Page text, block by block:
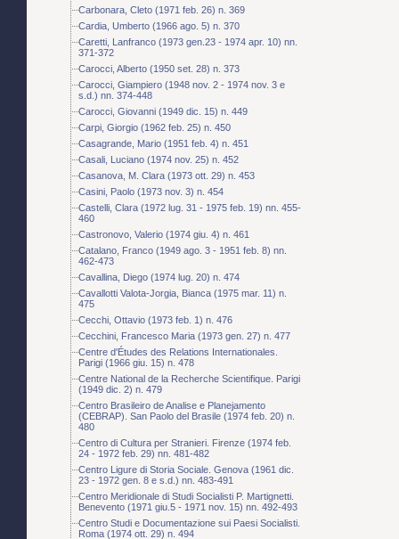
Carbonara, Cleto (1971 feb. 26) n. 369
Cardia, Umberto (1966 ago. 5) n. 370
Caretti, Lanfranco (1973 gen.23 - 1974 apr. 10) nn.
371-372
Carocci, Alberto (1950 set. 28) n. 373
Carocci, Giampiero (1948 nov. 2 - 1974 nov. 3 e
s.d.) nn. 374-448
Carocci, Giovanni (1949 dic. 15) n. 449
Carpi, Giorgio (1962 feb. 25) n. 450
Casagrande, Mario (1951 feb. 4) n. 451
Casali, Luciano (1974 nov. 25) n. 452
Casanova, M. Clara (1973 ott. 29) n. 453
Casini, Paolo (1973 nov. 3) n. 454
Castelli, Clara (1972 lug. 31 - 1975 feb. 19) nn. 455-
460
Castronovo, Valerio (1974 giu. 4) n. 461
Catalano, Franco (1949 ago. 3 - 1951 feb. 8) nn.
462-473
Cavallina, Diego (1974 lug. 20) n. 474
Cavallotti Valota-Jorgia, Bianca (1975 mar. 11) n.
475
Cecchi, Ottavio (1973 feb. 1) n. 476
Cecchini, Francesco Maria (1973 gen. 27) n. 477
Centre d'Études des Relations Internationales.
Parigi (1966 giu. 15) n. 478
Centre National de la Recherche Scientifique. Parigi
(1949 dic. 2) n. 479
Centro Brasileiro de Analise e Planejamento
(CEBRAP). San Paolo del Brasile (1974 feb. 20) n.
480
Centro di Cultura per Stranieri. Firenze (1974 feb.
24 - 1972 feb. 29) nn. 481-482
Centro Ligure di Storia Sociale. Genova (1961 dic.
23 - 1972 gen. 8 e s.d.) nn. 483-491
Centro Meridionale di Studi Socialisti P. Martignetti.
Benevento (1971 giu.5 - 1971 nov. 15) nn. 492-493
Centro Studi e Documentazione sui Paesi Socialisti.
Roma (1974 ott. 29) n. 494